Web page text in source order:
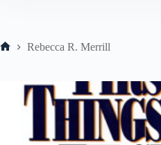
Rebecca R. Merrill